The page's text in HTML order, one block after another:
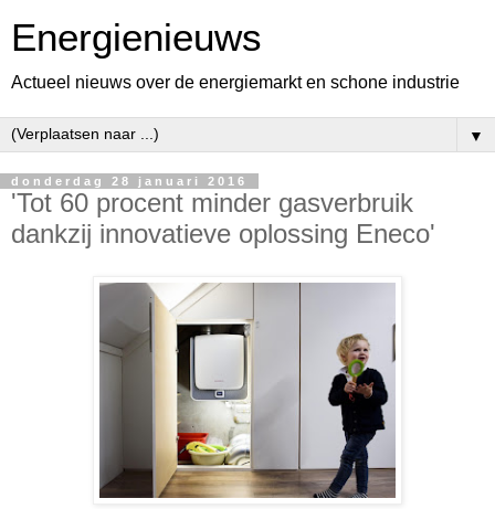
Energienieuws
Actueel nieuws over de energiemarkt en schone industrie
▼
donderdag 28 januari 2016
'Tot 60 procent minder gasverbruik
dankzij innovatieve oplossing Eneco'